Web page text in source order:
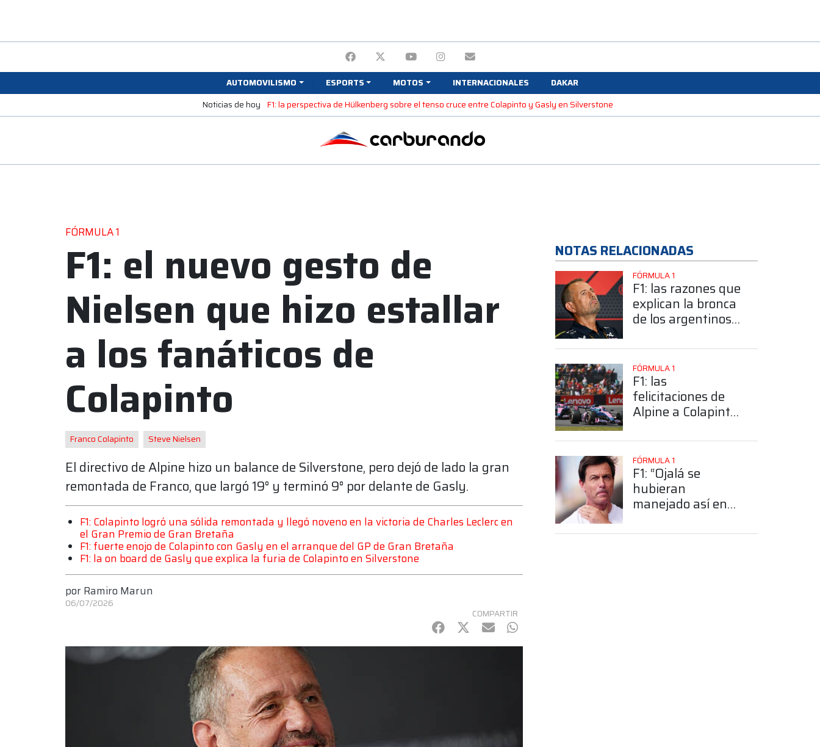
AUTOMOVILISMO ESPORTS MOTOS INTERNACIONALES
DAKAR
Noticias de hoy F1: la perspectiva de Hülkenberg sobre el tenso cruce entre Colapinto y Gasly en Silverstone
FÓRMULA 1
F1: el nuevo gesto de
Nielsen que hizo estallar
a los fanáticos de
Colapinto
Franco Colapinto Steve Nielsen
El directivo de Alpine hizo un balance de Silverstone, pero dejó de lado la gran
remontada de Franco, que largó 19° y terminó 9° por delante de Gasly.
F1: Colapinto logró una sólida remontada y llegó noveno en la victoria de Charles Leclerc en
el Gran Premio de Gran Bretaña
F1: fuerte enojo de Colapinto con Gasly en el arranque del GP de Gran Bretaña
F1: la on board de Gasly que explica la furia de Colapinto en Silverstone
por Ramiro Marun
06/07/2026
COMPARTIR
Facebook
Twitter
mail WhatsApp
NOTAS RELACIONADAS
FÓRMULA 1
F1: las razones que
explican la bronca
de los argentinos
Colapinto
FÓRMULA 1
F1: las
felicitaciones de
Alpine a Colapinto
resultado en el GP
de Gran Bretaña
FÓRMULA 1
F1: “Ojalá se
hubieran
manejado así en
Toto Wolff, acerca